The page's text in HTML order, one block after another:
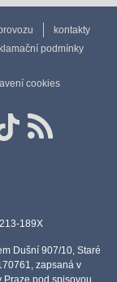
kontakty
podmínky
cookies
189X
Dušní 907/10, Staré
zapsaná v